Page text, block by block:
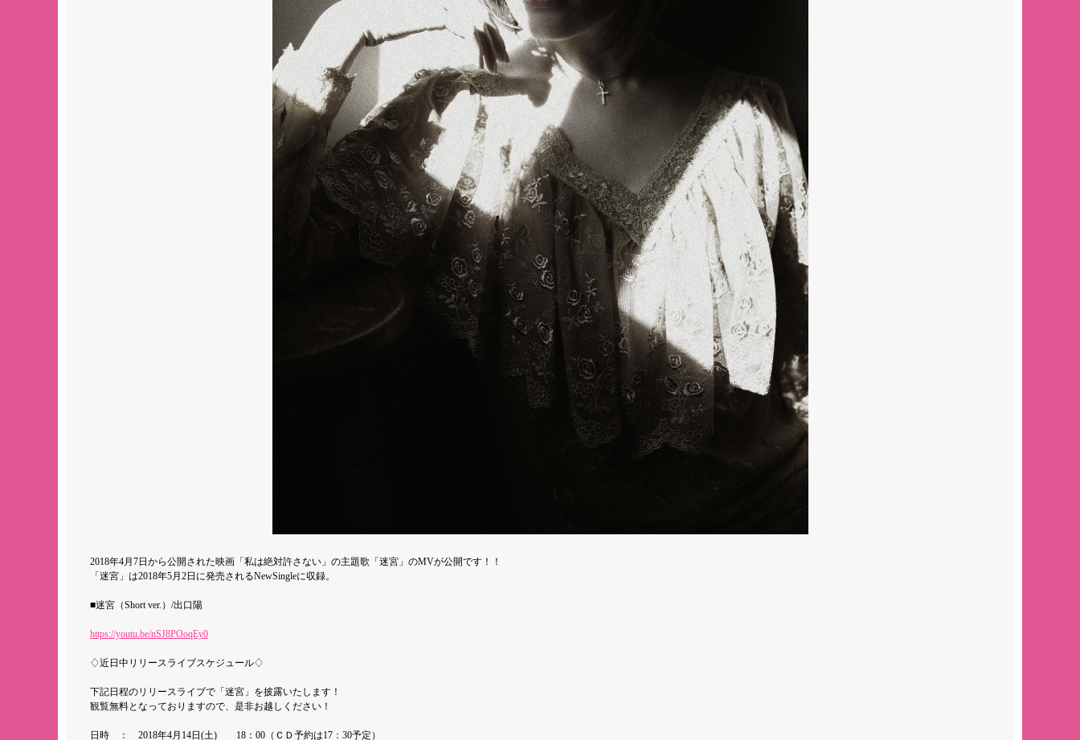
2018年4月7日から公開された映画「私は絶対許さない」の主題歌「迷宮」のMVが公開です！！
「迷宮」は2018年5月2日に発売されるNewSingleに収録。
■迷宮（Short ver.）/出口陽
https://youtu.be/nSJ8POoqEy0
♢近日中リリースライブスケジュール♢
下記日程のリリースライブで「迷宮」を披露いたします！
観覧無料となっておりますので、是非お越しください！
日時 ： 2018年4月14日(土) 18：00（ＣＤ予約は17：30予定）